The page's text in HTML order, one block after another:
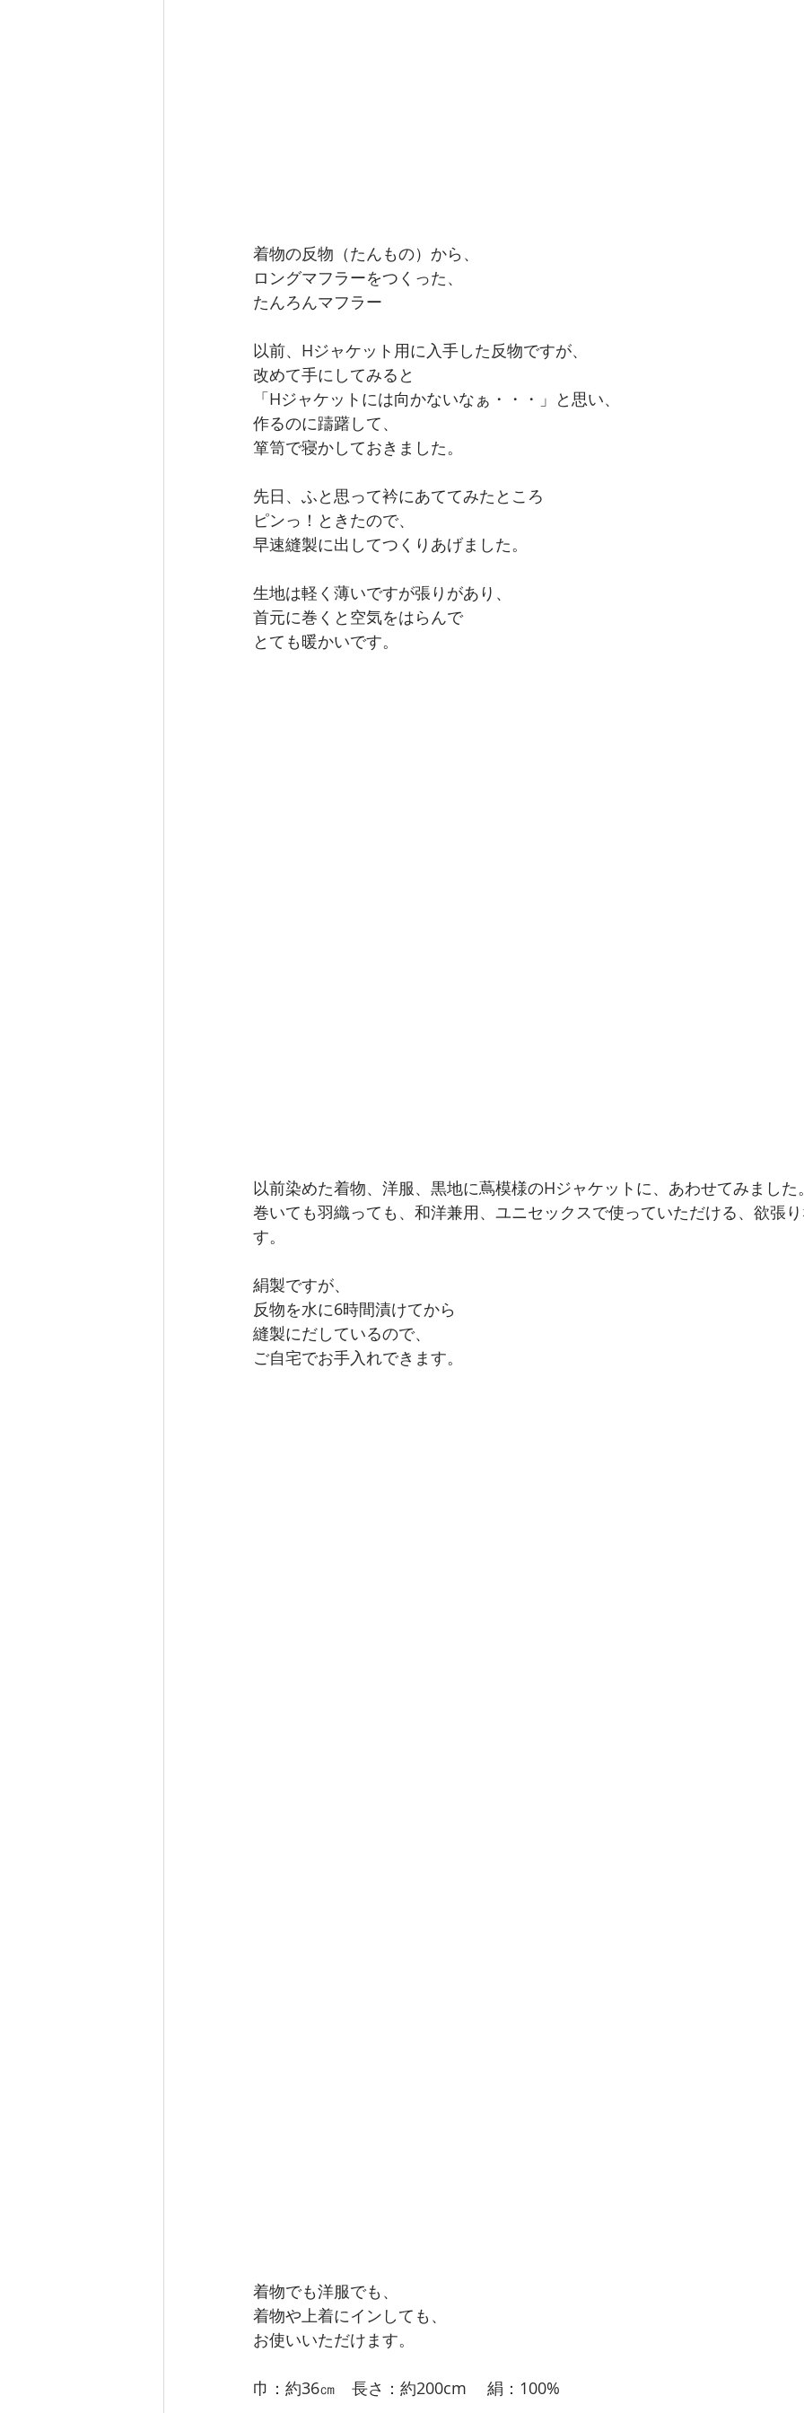
着物の反物（たんもの）から、
ロングマフラーをつくった、
たんろんマフラー
以前、Hジャケット用に入手した反物ですが、
改めて手にしてみると
「Hジャケットには向かないなぁ・・・」と思い、
作るのに躊躇して、
箪笥で寝かしておきました。
先日、ふと思って衿にあててみたところ
ピンっ！ときたので、
早速縫製に出してつくりあげました。
生地は軽く薄いですが張りがあり、
首元に巻くと空気をはらんで
とても暖かいです。
以前染めた着物、洋服、黒地に蔦模様のHジャケットに、あわせてみました
巻いても羽織っても、和洋兼用、ユニセックスで使っていただける、欲張
す。
絹製ですが、
反物を水に6時間漬けてから
縫製にだしているので、
ご自宅でお手入れできます。
着物でも洋服でも、
着物や上着にインしても、
お使いいただけます。
巾：約36㎝　長さ：約200cm 　絹：100%